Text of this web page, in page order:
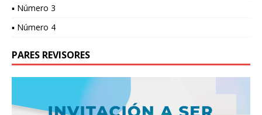
▪ Número 3
▪ Número 4
PARES REVISORES